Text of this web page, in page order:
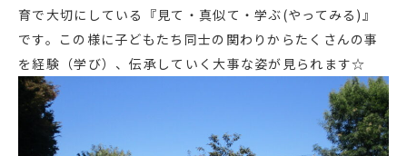
育で大切にしている『見て・真似て・学ぶ(やってみる)』
です。この様に子どもたち同士の関わりからたくさんの事
を経験（学び）、伝承していく大事な姿が見られます☆